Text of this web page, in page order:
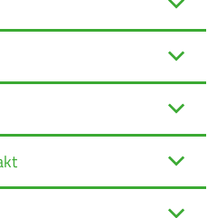
VERANSTAL-
TUNGEN
BEKANNT-